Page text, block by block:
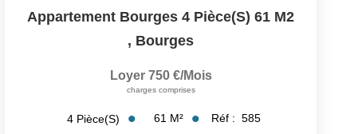
Appartement Bourges 4 Pièce(s) 61 M2
, Bourges
Loyer 750 €/mois
charges comprises
4 Pièce(s) 61 M² Réf : 585